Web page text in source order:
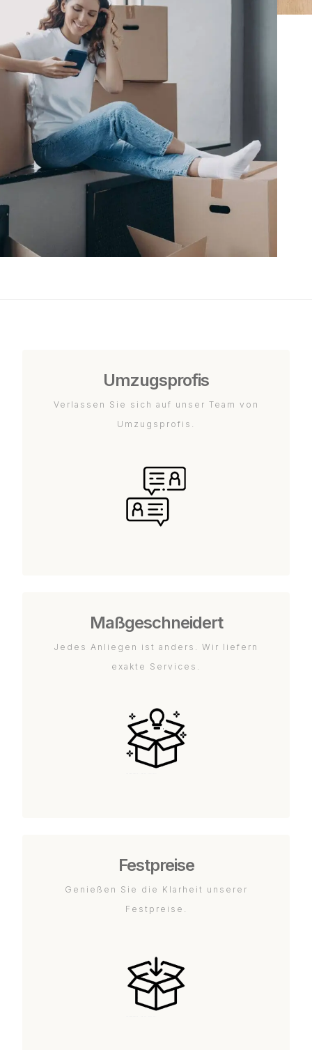
Umzugsprofis
Verlassen Sie sich auf unser Team von
Umzugsprofis.
Maßgeschneidert
Jedes Anliegen ist anders. Wir liefern
exakte Services.
Festpreise
Genießen Sie die Klarheit unserer
Festpreise.